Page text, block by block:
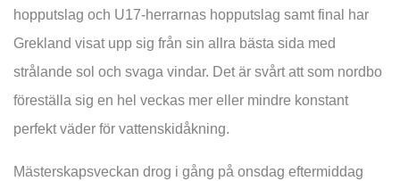
hopputslag och U17-herrarnas hopputslag samt final har
Grekland visat upp sig från sin allra bästa sida med
strålande sol och svaga vindar. Det är svårt att som nordbo
föreställa sig en hel veckas mer eller mindre konstant
perfekt väder för vattenskidåkning.
Mästerskapsveckan drog i gång på onsdag eftermiddag